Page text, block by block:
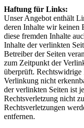
Haftung für Links:
Unser Angebot enthält
deren Inhalte wir keinen
diese fremden Inhalte
Inhalte der verlinkten
Betreiber der Seiten
zum Zeitpunkt der
überprüft.
Verlinkung nicht
der verlinkten Seiten ist
Rechtsverletzung nicht
Rechtsverletzungen
entfernen.